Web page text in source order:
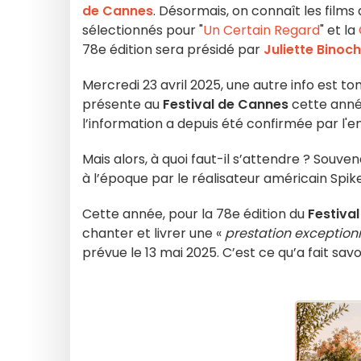
de Cannes. Désormais, on connaît les
sélectionnés pour "Un Certain Regard" et la
78e édition sera présidé par Juliette
Mercredi 23 avril 2025, une autre info est
présente au Festival de Cannescette
l’information a depuis été confirmée par
Mais alors, à quoi faut-il s’attendre ?
à l’époque par le réalisateur américain
Cette année, pour la 78e édition du
chanter et livrer une « prestation
prévue le 13 mai 2025. C’est ce qu’a fait